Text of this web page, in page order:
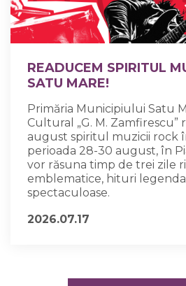
READUCEM SPIRITUL
SATU MARE!
Primăria Municipiului Satu
Cultural „G. M. Zamfirescu”
august spiritul muzicii rock
perioada 28-30 august, în
vor răsuna timp de trei zile
emblematice, hituri
spectaculoase.
2026.07.17